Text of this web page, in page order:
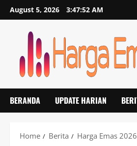
Skip
to
August 5, 2026 3:47:53 AM
BERANDA UPDATE HARIAN
Home Berita Harga Emas